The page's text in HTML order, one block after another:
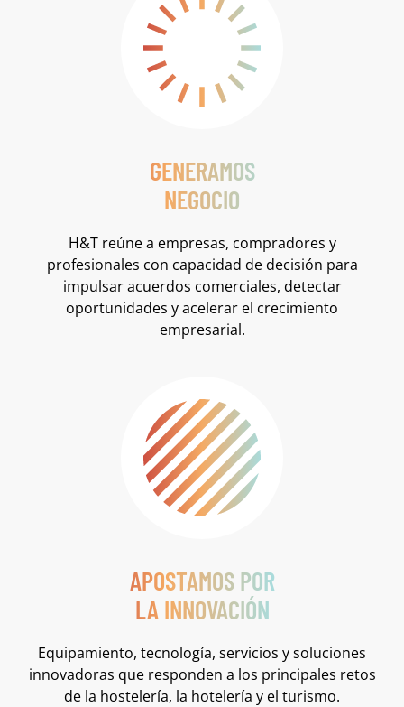
GENERAMOS
NEGOCIO
H&T reúne a empresas, compradores y
profesionales con capacidad de decisión para
impulsar acuerdos comerciales, detectar
oportunidades y acelerar el crecimiento
empresarial.
APOSTAMOS POR
LA INNOVACIÓN
Equipamiento, tecnología, servicios y soluciones
innovadoras que responden a los principales retos
de la hostelería, la hotelería y el turismo.